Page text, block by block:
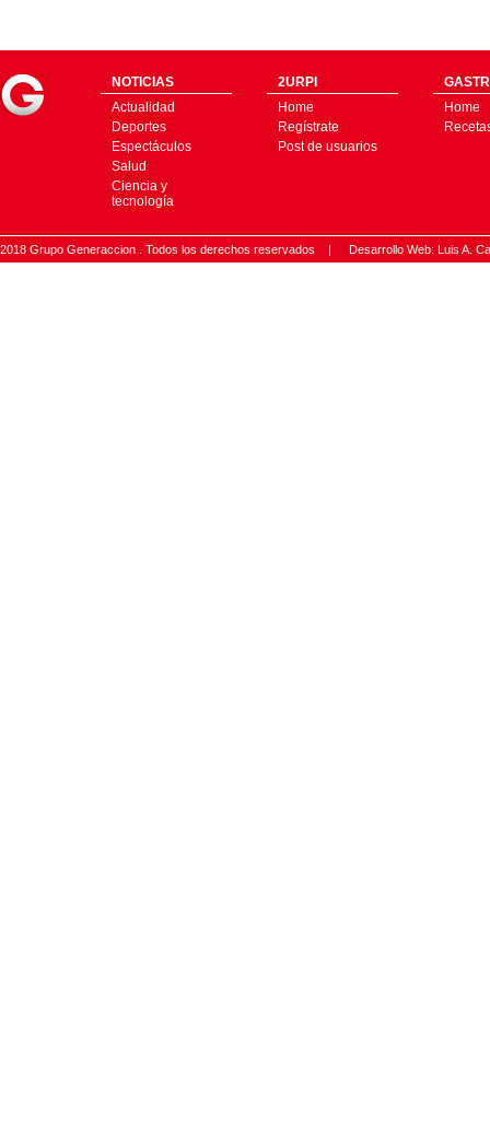
NOTICIAS
Actualidad
Deportes
Espectáculos
Salud
Ciencia y
tecnología
2URPI
Home
Regístrate
Post de usuarios
Home
2018 Grupo Generaccion . Todos los derechos reservados | Desarrollo Web: Luis